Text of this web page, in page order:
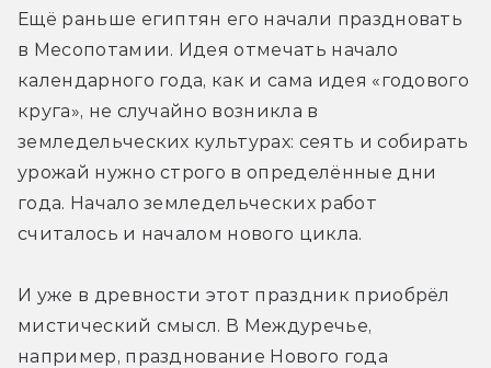
Ещё раньше египтян его начали праздновать
в Месопотамии. Идея отмечать начало
календарного года, как и сама идея «годового
круга», не случайно возникла в
земледельческих культурах: сеять и собирать
урожай нужно строго в определённые дни
года. Начало земледельческих работ
считалось и началом нового цикла.
И уже в древности этот праздник приобрёл
мистический смысл. В Междуречье,
например, празднование Нового года